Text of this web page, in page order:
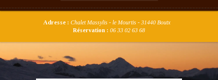
Adresse : Chalet Massylis - le Mourtis - 31440 Boutx
Réservation : 06 33 02 63 68